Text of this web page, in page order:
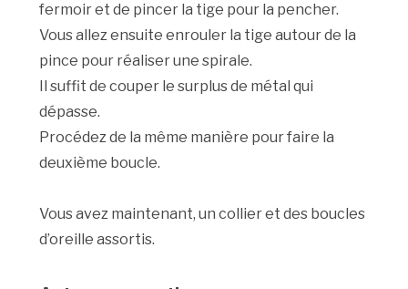
fermoir et de pincer la tige pour la pencher.
Vous allez ensuite enrouler la tige autour de la
pince pour réaliser une spirale.
Il suffit de couper le surplus de métal qui
dépasse.
Procédez de la même manière pour faire la
deuxième boucle.
Vous avez maintenant, un collier et des boucles
d’oreille assortis.